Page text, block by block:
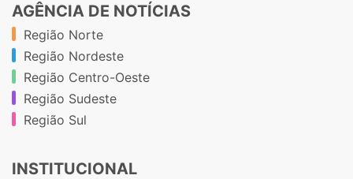
AGÊNCIA DE NOTÍCIAS
Região Norte
Região Nordeste
Região Centro-Oeste
Região Sudeste
Região Sul
INSTITUCIONAL